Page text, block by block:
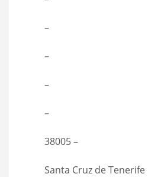
–
–
–
–
38005 –
Santa Cruz de Tenerife